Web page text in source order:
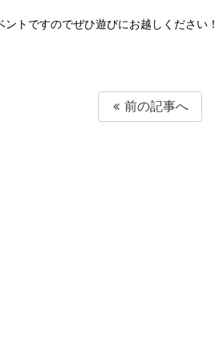
トですのでぜひ遊びにお越しください！
前の記事へ